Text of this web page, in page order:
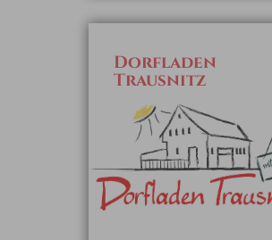
Dorfladen
Trausnitz